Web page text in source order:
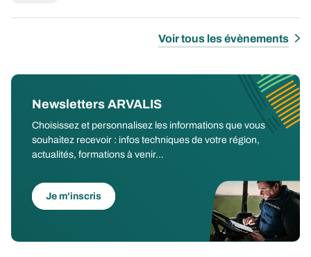
Voir tous les évènements
Newsletters ARVALIS
Choisissez et personnalisez les informations que vous
souhaitez recevoir : infos techniques de votre région,
actualités, formations à venir...
Je m'inscris